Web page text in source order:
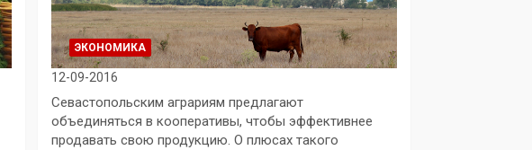
ЭКОНОМИКА
12-09-2016
Севастопольским аграриям предлагают
объединяться в кооперативы, чтобы эффективнее
продавать свою продукцию. О плюсах такого